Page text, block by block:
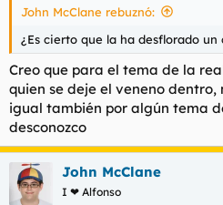
adolescentes sin dar palos, o dando
En el caso de que no, ¿qué
estreñído en el váter?
John McClane rebuznó:
¿Es cierto que la ha desflorado un
Creo que para el tema de la
quien se deje el veneno dentro,
igual también por algún tema
desconozco
John McClane
I ❤ Alfonso